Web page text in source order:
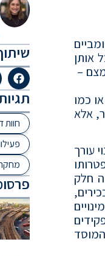
אותן
–
כמו
אלא
במינוי עורך
חלק
חוות